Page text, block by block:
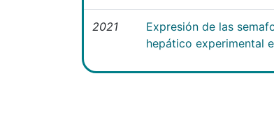
2021
Expresión de las
hepático experimental